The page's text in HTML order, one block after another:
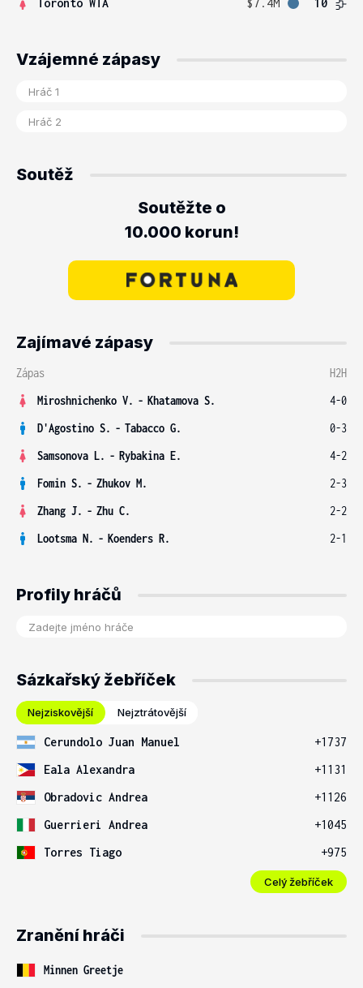
Toronto WTA
$7.4M 10
Vzájemné zápasy
Soutěž
Soutěžte o
10.000 korun!
Zajímavé zápasy
Zápas
H2H
Miroshnichenko V. - Khatamova S.
4-0
D'Agostino S. - Tabacco G.
0-3
Samsonova L. - Rybakina E.
4-2
Fomin S. - Zhukov M.
2-3
Zhang J. - Zhu C.
2-2
Lootsma N. - Koenders R. 2-1
Profily hráčů
Sázkařský žebříček
Nejziskovější Nejztrátovější
Cerundolo Juan Manuel
+1737
Eala Alexandra
+1131
Obradovic Andrea
+1126
Guerrieri Andrea
+1045
Torres Tiago
+975
Celý žebříček
Zranění hráči
Minnen Greetje